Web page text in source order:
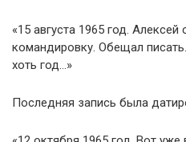
«15 августа 1965 год.
командировку. Обещал
хоть год…»
Последняя запись была